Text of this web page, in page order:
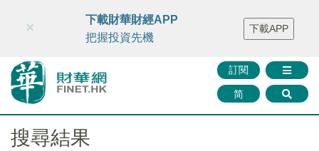
財華智庫網 FINTV FINMETA 財華證券 媒體矩陣
智庫沙龍
聯絡我們
訂閱
简
×
下載財華財經APP
把握投資先機
下載APP
搜尋結果